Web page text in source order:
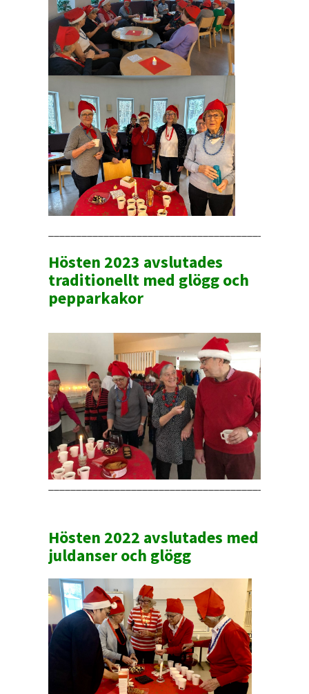
Hösten 2023 avslutades
traditionellt med glögg och
pepparkakor
Hösten 2022 avslutades med
juldanser och glögg